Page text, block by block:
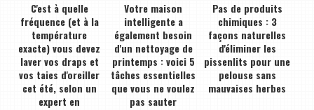
C'est à quelle
fréquence (et à la
température
exacte) vous devez
laver vos draps et
vos taies d'oreiller
cet été, selon un
expert en
Votre maison
intelligente a
également besoin
d'un nettoyage de
printemps : voici 5
tâches essentielles
que vous ne voulez
pas sauter
Pas de produits
chimiques : 3
façons naturelles
d'éliminer les
pissenlits pour une
pelouse sans
mauvaises herbes